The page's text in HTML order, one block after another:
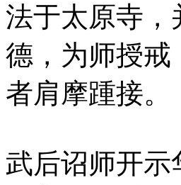
法于太原寺，
德，为师授戒
者肩摩踵接。
武后诏师开